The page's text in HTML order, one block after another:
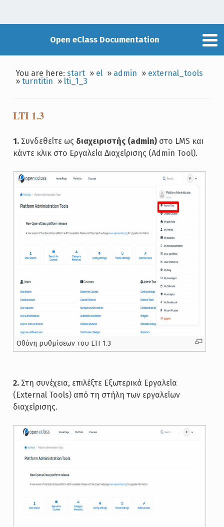
Open eClass Documentation
You are here:start » el » admin » external_tools
»turntitin » lti_1_3
LTI 1.3
1.Συνδεθείτε ως διαχειριστής (admin)στο LMS και
κάντε κλικ στο Εργαλεία Διαχείρισης (Admin Tool).
Oθόνη ρυθμίσεων του LTI 1.3
2.Στη συνέχεια, επιλέξτε Εξωτερικά Εργαλεία
(External Tools) από τη στήλη των εργαλείων
διαχείρισης.